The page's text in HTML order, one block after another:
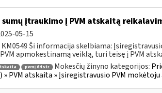
sumų įtraukimo į PVM atskaitą
05-15
Ši informacija skelbiama:
apmokestinamą veiklą, turi teisę į PVM
pvmį 64 str Mokesčių žinyno kategorijos:
PVM atskaita » Įsiregistravusio PVM mokėtoju